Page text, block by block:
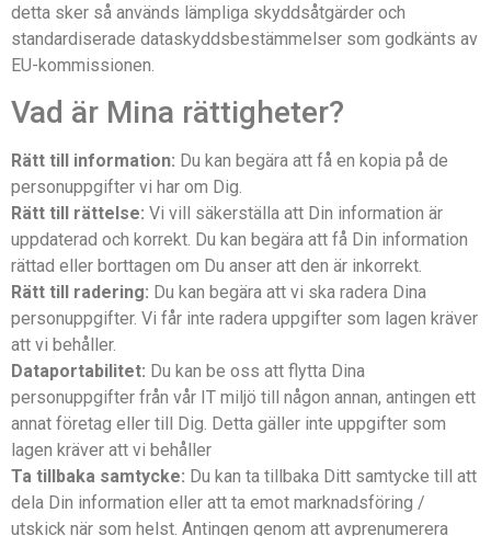
detta sker så används lämpliga skyddsåtgärder och
standardiserade dataskyddsbestämmelser som godkänts av
EU-kommissionen.
Vad är Mina rättigheter?
Rätt till information: Du kan begära att få en kopia på de
personuppgifter vi har om Dig.
Rätt till rättelse: Vi vill säkerställa att Din information är
uppdaterad och korrekt. Du kan begära att få Din information
rättad eller borttagen om Du anser att den är inkorrekt.
Rätt till radering: Du kan begära att vi ska radera Dina
personuppgifter. Vi får inte radera uppgifter som lagen kräver
att vi behåller.
Dataportabilitet: Du kan be oss att flytta Dina
personuppgifter från vår IT miljö till någon annan, antingen ett
annat företag eller till Dig. Detta gäller inte uppgifter som
lagen kräver att vi behåller
Ta tillbaka samtycke: Du kan ta tillbaka Ditt samtycke till att
dela Din information eller att ta emot marknadsföring /
utskick när som helst. Antingen genom att avprenumerera